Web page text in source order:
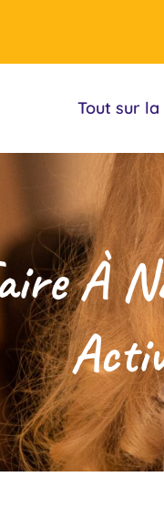
Tout sur
À